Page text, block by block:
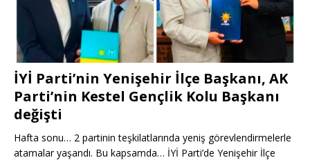
İYİ Parti’nin Yenişehir İlçe Başkanı, AK
Parti’nin Kestel Gençlik Kolu Başkanı
değişti
Hafta sonu… 2 partinin teşkilatlarında yeniş görevlendirmelerle
atamalar yaşandı. Bu kapsamda… İYİ Parti’de Yenişehir İlçe